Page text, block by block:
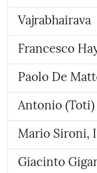
Vajrabhairava
Francesco
Paolo De
Antonio (Toti)
Mario Sironi,
Giacinto